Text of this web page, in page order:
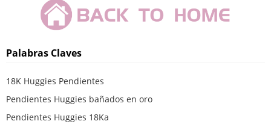
Palabras Claves
18K Huggies Pendientes
Pendientes Huggies bañados en oro
Pendientes Huggies 18Ka